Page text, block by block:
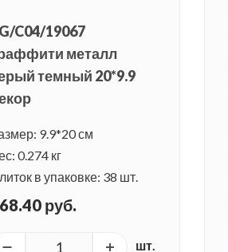
C04/19067
металл
темный 20*9.9
9.9*20 см
0.274 кг
в упаковке: 38 шт.
руб.
шт.